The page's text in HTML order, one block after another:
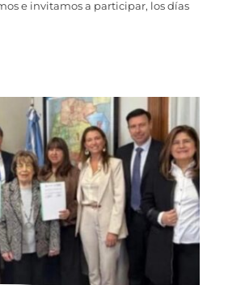
e invitamos a participar, los días